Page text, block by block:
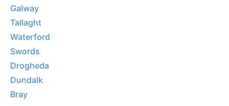
Galway
Tallaght
Waterford
Swords
Drogheda
Dundalk
Bray